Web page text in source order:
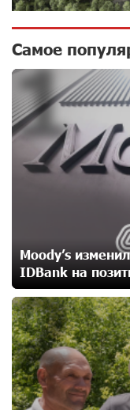
осужденных в
Против
Карапетян
При
Новые
играх»:
Кругом
Карапетян
Центр
Самое
Moody’s
IDBank на
1
2